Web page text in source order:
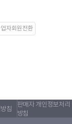
자회원전환
침
판매자 개인정보처리
방침